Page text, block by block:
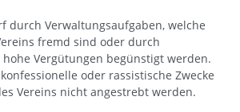
durch Verwaltungsaufgaben, welche
fremd sind oder durch
Vergütungen begünstigt werden.
oder rassistische Zwecke
Vereins nicht angestrebt werden.